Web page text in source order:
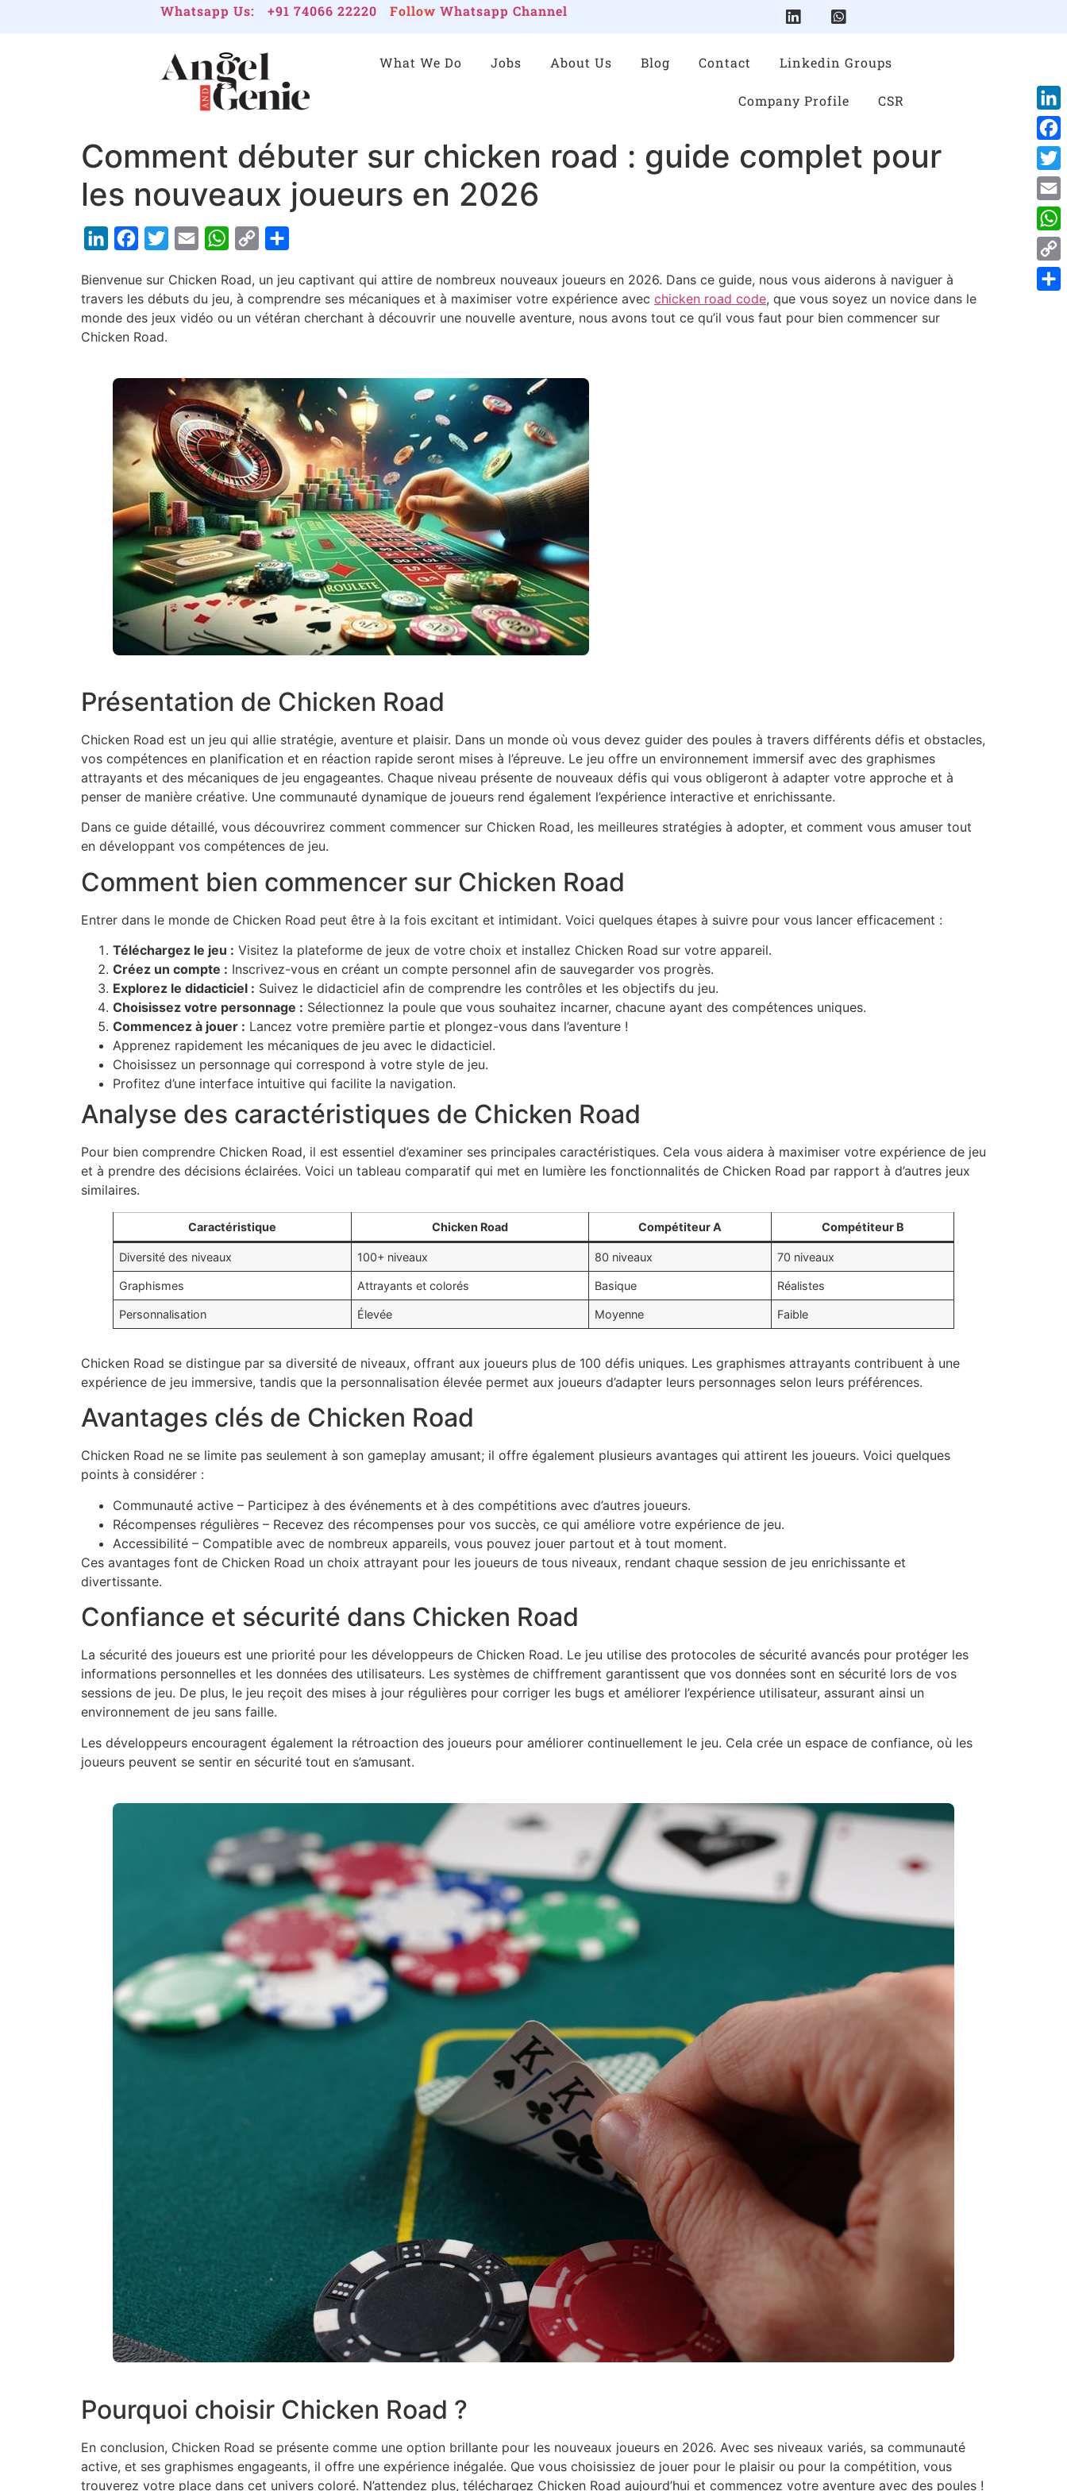
Whatsapp Us: +91 74066 22220 Follow Whatsapp Channel
What We Do Jobs About Us Blog Contact Linkedin Groups
Company Profile CSR
Comment débuter sur chicken road : guide complet pour
les nouveaux joueurs en 2026
LinkedInFacebook
TwitterEmail WhatsApp
Copy
Bienvenue sur Chicken Road, un jeu captivant qui attire de nombreux nouveaux joueurs en 2026. Dans ce guide, nous vous aiderons à naviguer à
travers les débuts du jeu, à comprendre ses mécaniques et à maximiser votre expérience avec chicken road code, que vous soyez un novice dans le
monde des jeux vidéo ou un vétéran cherchant à découvrir une nouvelle aventure, nous avons tout ce qu’il vous faut pour bien commencer sur
Chicken Road.
Présentation de Chicken Road
Chicken Road est un jeu qui allie stratégie, aventure et plaisir. Dans un monde où vous devez guider des poules à travers différents défis et obstacles,
vos compétences en planification et en réaction rapide seront mises à l’épreuve. Le jeu offre un environnement immersif avec des graphismes
attrayants et des mécaniques de jeu engageantes. Chaque niveau présente de nouveaux défis qui vous obligeront à adapter votre approche et à
penser de manière créative. Une communauté dynamique de joueurs rend également l’expérience interactive et enrichissante.
Dans ce guide détaillé, vous découvrirez comment commencer sur Chicken Road, les meilleures stratégies à adopter, et comment vous amuser tout
en développant vos compétences de jeu.
Comment bien commencer sur Chicken Road
Entrer dans le monde de Chicken Road peut être à la fois excitant et intimidant. Voici quelques étapes à suivre pour vous lancer efficacement :
Téléchargez le jeu : Visitez la plateforme de jeux de votre choix et installez Chicken Road sur votre appareil.
Créez un compte : Inscrivez-vous en créant un compte personnel afin de sauvegarder vos progrès.
Explorez le didacticiel : Suivez le didacticiel afin de comprendre les contrôles et les objectifs du jeu.
Choisissez votre personnage : Sélectionnez la poule que vous souhaitez incarner, chacune ayant des compétences uniques.
Commencez à jouer : Lancez votre première partie et plongez-vous dans l’aventure !
Apprenez rapidement les mécaniques de jeu avec le didacticiel.
Choisissez un personnage qui correspond à votre style de jeu.
Profitez d’une interface intuitive qui facilite la navigation.
Analyse des caractéristiques de Chicken Road
Pour bien comprendre Chicken Road, il est essentiel d’examiner ses principales caractéristiques. Cela vous aidera à maximiser votre expérience de jeu
et à prendre des décisions éclairées. Voici un tableau comparatif qui met en lumière les fonctionnalités de Chicken Road par rapport à d’autres jeux
similaires.
Caractéristique Chicken Road Compétiteur A Compétiteur B
Diversité des niveaux 100+ niveaux 80 niveaux 70 niveaux
Graphismes Attrayants et colorés Basique Réalistes
Personnalisation Élevée Moyenne Faible
Chicken Road se distingue par sa diversité de niveaux, offrant aux joueurs plus de 100 défis uniques. Les graphismes attrayants contribuent à une
expérience de jeu immersive, tandis que la personnalisation élevée permet aux joueurs d’adapter leurs personnages selon leurs préférences.
Avantages clés de Chicken Road
Chicken Road ne se limite pas seulement à son gameplay amusant; il offre également plusieurs avantages qui attirent les joueurs. Voici quelques
points à considérer :
Communauté active – Participez à des événements et à des compétitions avec d’autres joueurs.
Récompenses régulières – Recevez des récompenses pour vos succès, ce qui améliore votre expérience de jeu.
Accessibilité – Compatible avec de nombreux appareils, vous pouvez jouer partout et à tout moment.
Ces avantages font de Chicken Road un choix attrayant pour les joueurs de tous niveaux, rendant chaque session de jeu enrichissante et
divertissante.
Confiance et sécurité dans Chicken Road
La sécurité des joueurs est une priorité pour les développeurs de Chicken Road. Le jeu utilise des protocoles de sécurité avancés pour protéger les
informations personnelles et les données des utilisateurs. Les systèmes de chiffrement garantissent que vos données sont en sécurité lors de vos
sessions de jeu. De plus, le jeu reçoit des mises à jour régulières pour corriger les bugs et améliorer l’expérience utilisateur, assurant ainsi un
environnement de jeu sans faille.
Les développeurs encouragent également la rétroaction des joueurs pour améliorer continuellement le jeu. Cela crée un espace de confiance, où les
joueurs peuvent se sentir en sécurité tout en s’amusant.
Pourquoi choisir Chicken Road ?
En conclusion, Chicken Road se présente comme une option brillante pour les nouveaux joueurs en 2026. Avec ses niveaux variés, sa communauté
active, et ses graphismes engageants, il offre une expérience inégalée. Que vous choisissiez de jouer pour le plaisir ou pour la compétition, vous
trouverez votre place dans cet univers coloré. N’attendez plus, téléchargez Chicken Road aujourd’hui et commencez votre aventure avec des poules !